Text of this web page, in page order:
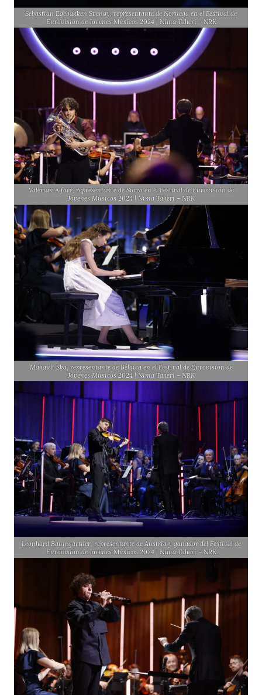
Sebastian Egebakken Svenøy, representante de Noruega en el Festival de
Eurovisión de Jóvenes Músicos 2024 | Nima Taheri – NRK
Valerian Alfaré, representante de Suiza en el Festival de Eurovisión de
Jóvenes Músicos 2024 | Nima Taheri – NRK
Mahault Ska, representante de Bélgica en el Festival de Eurovisión de
Jóvenes Músicos 2024 | Nima Taheri – NRK
Leonhard Baumgartner, representante de Austria y ganador del Festival de
Eurovisión de Jóvenes Músicos 2024 | Nima Taheri – NRK